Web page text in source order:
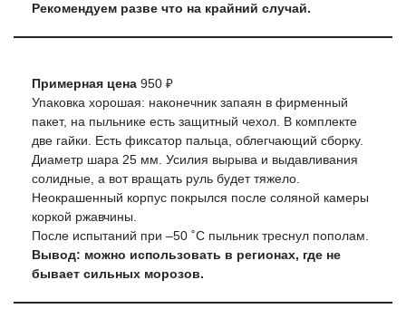
Рекомендуем разве что на крайний случай.
Примерная цена 950 ₽
Упаковка хорошая: наконечник запаян в фирменный
пакет, на пыльнике есть защитный чехол. В комплекте
две гайки. Есть фиксатор пальца, облегчающий сборку.
Диаметр шара 25 мм. Усилия вырыва и выдавливания
солидные, а вот вращать руль будет тяжело.
Неокрашенный корпус покрылся после соляной камеры
коркой ржавчины.
После испытаний при –50 ˚С пыльник треснул пополам.
Вывод: можно использовать в регионах, где не
бывает сильных морозов.